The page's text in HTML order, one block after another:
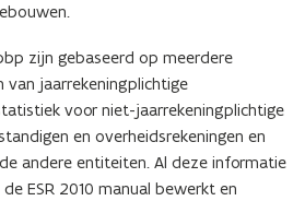
zijn gebaseerd op meerdere
van jaarrekeningplichtige
voor niet-jaarrekeningplichtige
en overheidsrekeningen en
de andere entiteiten. Al deze informatie
ESR 2010 manual bewerkt en